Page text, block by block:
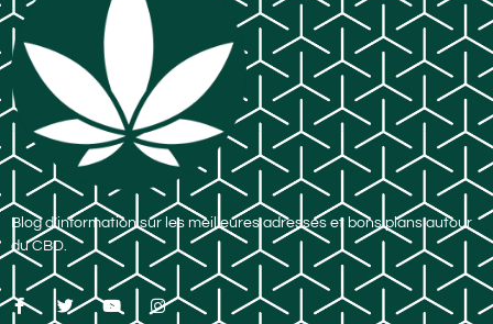
Blog d’information sur les meilleures adresses et bons plans autour
du CBD.